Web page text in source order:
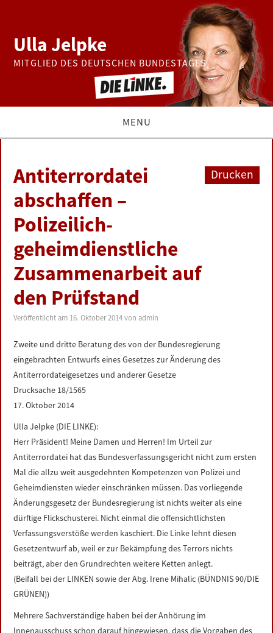
Ulla Jelpke
MITGLIED DES DEUTSCHEN BUNDESTAGES
MENU
BUNDESTAG
PRESSE
ZUR PERSON
LINKS
DATENSCHUTZERKLÄRUNG
IMPRESSUM
Drucken
Antiterrordatei
abschaffen –
Polizeilich-
geheimdienstliche
Zusammenarbeit auf
den Prüfstand
Veröffentlicht am 16. Oktober 2014 vonadmin
Zweite und dritte Beratung des von der Bundesregierung
eingebrachten Entwurfs eines Gesetzes zur Änderung des
Antiterrordateigesetzes und anderer Gesetze
Drucksache 18/1565
17. Oktober 2014
Ulla Jelpke (DIE LINKE):
Herr Präsident! Meine Damen und Herren! Im Urteil zur
Antiterrordatei hat das Bundesverfassungsgericht nicht zum ersten
Mal die allzu weit ausgedehnten Kompetenzen von Polizei und
Geheimdiensten wieder einschränken müssen. Das vorliegende
Änderungsgesetz der Bundesregierung ist nichts weiter als eine
dürftige Flickschusterei. Nicht einmal die offensichtlichsten
Verfassungsverstöße werden kaschiert. Die Linke lehnt diesen
Gesetzentwurf ab, weil er zur Bekämpfung des Terrors nichts
beiträgt, aber den Grundrechten weitere Ketten anlegt.
(Beifall bei der LINKEN sowie der Abg. Irene Mihalic (BÜNDNIS 90/DIE
GRÜNEN))
Mehrere Sachverständige haben bei der Anhörung im
Innenausschuss schon darauf hingewiesen, dass die Vorgaben des